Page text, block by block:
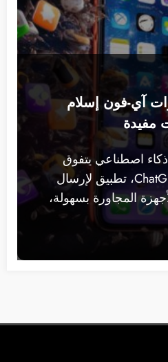
آي-فون إسلام
مفيدة
اصطناعي يتفوق
على برنامج ChatGPT، تطبيق لإرسال
المجاورة بسهولة،